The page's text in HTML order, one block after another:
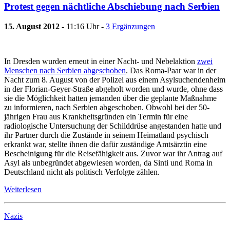
Protest gegen nächtliche Abschiebung nach Serbien
15. August 2012 - 11:16 Uhr - 3 Ergänzungen
In Dresden wurden erneut in einer Nacht- und Nebelaktion zwei
Menschen nach Serbien abgeschoben. Das Roma-Paar war in der
Nacht zum 8. August von der Polizei aus einem Asylsuchendenheim
in der Florian-Geyer-Straße abgeholt worden und wurde, ohne dass
sie die Möglichkeit hatten jemanden über die geplante Maßnahme
zu informieren, nach Serbien abgeschoben. Obwohl bei der 50-
jährigen Frau aus Krankheitsgründen ein Termin für eine
radiologische Untersuchung der Schilddrüse angestanden hatte und
ihr Partner durch die Zustände in seinem Heimatland psychisch
erkrankt war, stellte ihnen die dafür zuständige Amtsärztin eine
Bescheinigung für die Reisefähigkeit aus. Zuvor war ihr Antrag auf
Asyl als unbegründet abgewiesen worden, da Sinti und Roma in
Deutschland nicht als politisch Verfolgte zählen.
Weiterlesen
Nazis